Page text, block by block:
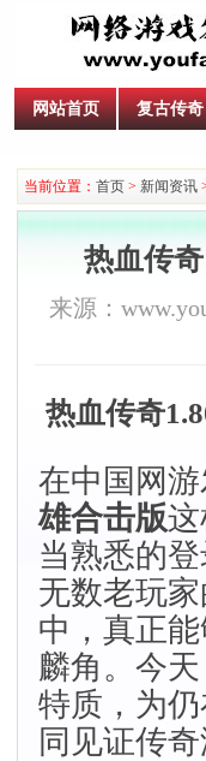
网站首页 复古传奇
当前位置： 首页 > 新闻资讯
热血传
来源：
热血传奇
在中国网
雄合击版
当熟悉的
无数老玩
中，真正能
麟角。今
特质，为
同见证传奇